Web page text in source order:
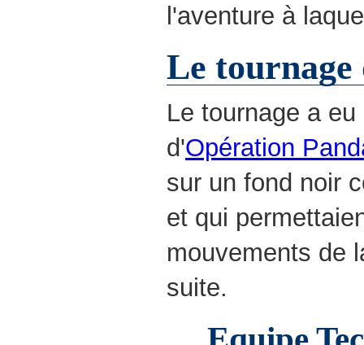
l'aventure à
Le tournage
Le tournage a
d'Opération
sur un fond noir
et qui
mouvements de
suite.